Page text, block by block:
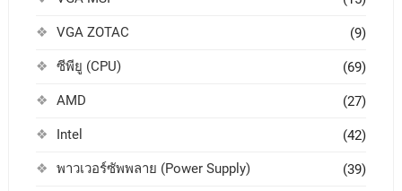
VGA ZOTAC (9)
ซีพียู (CPU) (69)
AMD (27)
Intel (42)
พาวเวอร์ซัพพลาย (Power Supply) (39)